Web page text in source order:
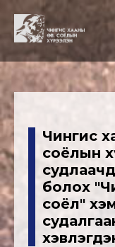
Чингис
соёлын
болох
соёл"